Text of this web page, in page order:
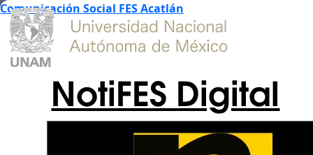
Comunicación Social FES Acatlán
NotiFES Digital